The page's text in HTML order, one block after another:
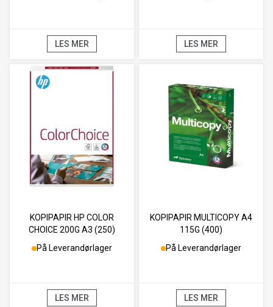
LES MER LES MER
KOPIPAPIR HP COLOR
CHOICE 200G A3 (250)
På Leverandørlager
LES MER
KOPIPAPIR MULTICOPY A4
115G (400)
På Leverandørlager
LES MER